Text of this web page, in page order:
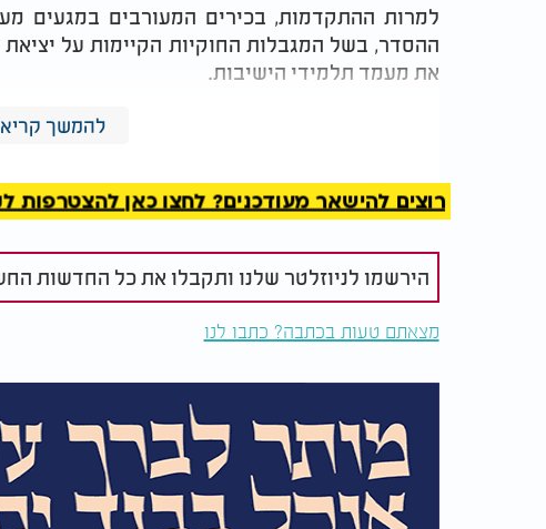
למרות ההתקדמות, בכירים המעורבים במגעים
ההסדר, בשל המגבלות החוקיות הקיימות על
את מעמד תלמידי הישיבות.
במידה שהחשש יתממש והיועצת המשפטית
נזכיר כי בעבר הפגינו חסידי ברסלב גם מול
בדרישה לסייע לנוסעים לאומן.
להמשך
רוצים להישאר מעודכנים? לחצו כאן להצטרפות
הירשמו לניוזלטר שלנו ותקבלו את כל החדשות
מצאתם טעות בכתבה? כתבו לנו